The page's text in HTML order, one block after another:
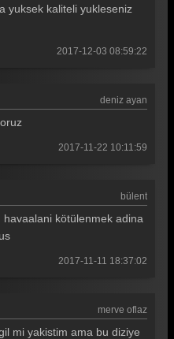
yuksek kaliteli yukleseniz
2017-12-03 08:59:22
deniz ayan
2017-11-22 10:11:59
bülent
kötülenmek adina
2017-11-11 18:37:02
merve oflaz
mi yakistim ama bu diziye